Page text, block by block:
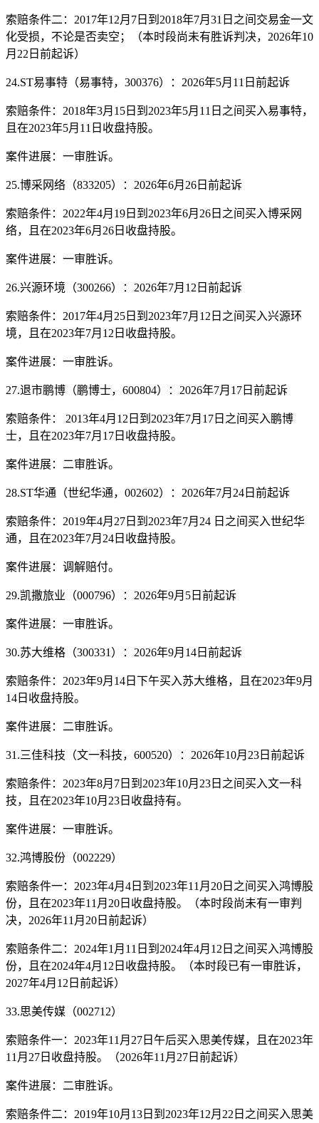
索赔条件二：2017年12月7日到2018年7月31日之间交易金一文
化受损，不论是否卖空；（本时段尚未有胜诉判决，2026年10
月22日前起诉）
24.ST易事特（易事特，300376）：2026年5月11日前起诉
索赔条件：2018年3月15日到2023年5月11日之间买入易事特，
且在2023年5月11日收盘持股。
案件进展：一审胜诉。
25.博采网络（833205）：2026年6月26日前起诉
索赔条件：2022年4月19日到2023年6月26日之间买入博采网
络，且在2023年6月26日收盘持股。
案件进展：一审胜诉。
26.兴源环境（300266）：2026年7月12日前起诉
索赔条件：2017年4月25日到2023年7月12日之间买入兴源环
境，且在2023年7月12日收盘持股。
案件进展：一审胜诉。
27.退市鹏博（鹏博士，600804）：2026年7月17日前起诉
索赔条件： 2013年4月12日到2023年7月17日之间买入鹏博
士，且在2023年7月17日收盘持股。
案件进展：二审胜诉。
28.ST华通（世纪华通，002602）：2026年7月24日前起诉
索赔条件：2019年4月27日到2023年7月24 日之间买入世纪华
通，且在2023年7月24日收盘持股。
案件进展：调解赔付。
29.凯撒旅业（000796）：2026年9月5日前起诉
案件进展：一审胜诉。
30.苏大维格（300331）：2026年9月14日前起诉
索赔条件：2023年9月14日下午买入苏大维格，且在2023年9月
14日收盘持股。
案件进展：二审胜诉。
31.三佳科技（文一科技，600520）：2026年10月23日前起诉
索赔条件：2023年8月7日到2023年10月23日之间买入文一科
技，且在2023年10月23日收盘持有。
案件进展：一审胜诉。
32.鸿博股份（002229）
索赔条件一：2023年4月4日到2023年11月20日之间买入鸿博股
份，且在2023年11月20日收盘持股。（本时段尚未有一审判
决，2026年11月20日前起诉）
索赔条件二：2024年1月11日到2024年4月12日之间买入鸿博股
份，且在2024年4月12日收盘持股。（本时段已有一审胜诉，
2027年4月12日前起诉）
33.思美传媒（002712）
索赔条件一：2023年11月27日午后买入思美传媒，且在2023年
11月27日收盘持股。（2026年11月27日前起诉）
案件进展：二审胜诉。
索赔条件二：2019年10月13日到2023年12月22日之间买入思美